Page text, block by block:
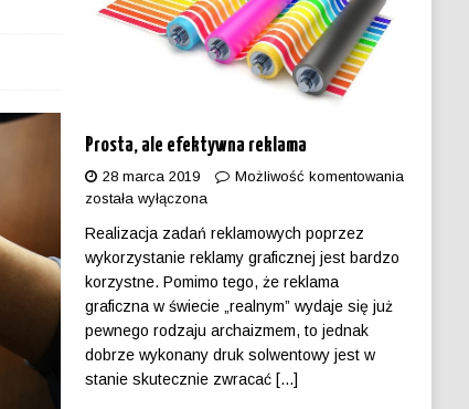
Prosta, ale efektywna reklama
28 marca 2019
Możliwość komentowania
została wyłączona
Realizacja zadań reklamowych poprzez
wykorzystanie reklamy graficznej jest bardzo
korzystne. Pomimo tego, że reklama
graficzna w świecie „realnym” wydaje się już
pewnego rodzaju archaizmem, to jednak
dobrze wykonany druk solwentowy jest w
stanie skutecznie zwracać [...]